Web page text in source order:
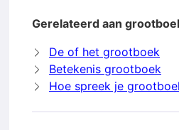
Gerelateerd aan
De of het grootboek
Betekenis grootboek
Hoe spreek je